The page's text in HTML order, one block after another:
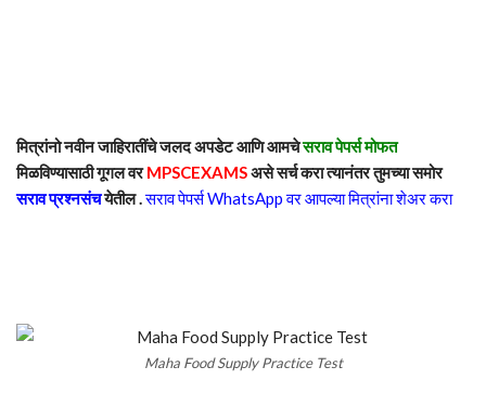
मित्रांनो नवीन जाहिरातींचे जलद अपडेट आणि आमचेसराव पेपर्स मोफत
मिळविण्यासाठी गूगल वरMPSCEXAMSअसे सर्च करा त्यानंतर तुमच्या समोर
सराव प्रश्नसंचयेतील .सराव पेपर्स WhatsApp वर आपल्या मित्रांना शेअर करा
Maha Food Supply Practice Test